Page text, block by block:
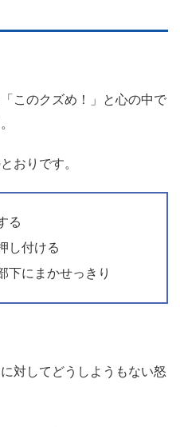
このクズめ！」と心の中で
おりです。
る
し付ける
下にまかせっきり
対してどうしようもない怒